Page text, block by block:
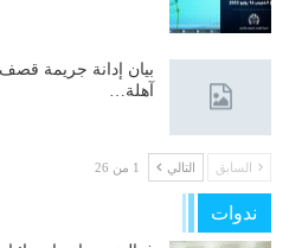
بيان إدانة جريمة
آهلة…
السابق التالي 1 من 26
ندوات